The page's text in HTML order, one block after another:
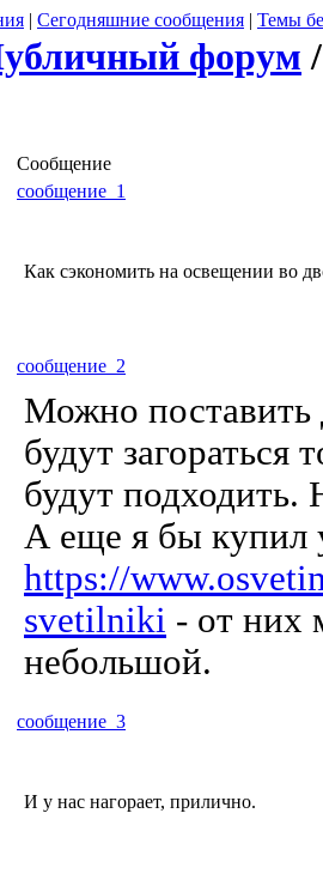
| Сегодняшние сообщения | Темы
форум
Сообщение
сообщение 1
Как сэкономить на освещении во
сообщение 2
Можно поставить
будут загораться
будут подходить.
А еще я бы купил
https://
svetilniki - от них
небольшой.
сообщение 3
И у нас нагорает, прилично.